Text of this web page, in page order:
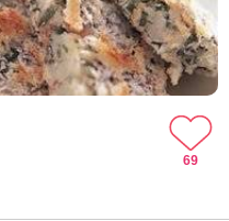
69